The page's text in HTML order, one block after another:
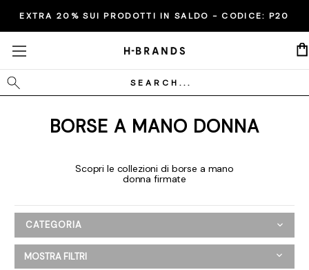
EXTRA 20% SUI PRODOTTI IN SALDO - CODICE: P20
Cerca
BORSE A MANO DONNA
Scopri le collezioni di borse a mano
donna firmate
CATEGORIA
Donna
MOSTRA FILTRI